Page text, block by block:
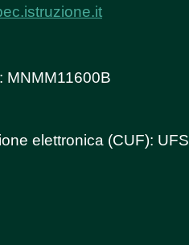
MNMM11600B
elettronica (CUF):